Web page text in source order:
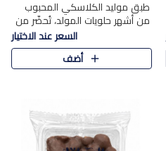
طبق موليد الكلاسكي المحبوب
من أشهر حلويات المولد، تُحضّر من
فول سوداني محمص بعناية
ومغلف بطبقة رقيقة من السكر
المكرمل، لتمنحك قرمشة أصيلة
السعر عند الاختيار
أضف